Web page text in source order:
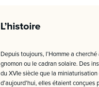
L’histoire
Depuis toujours, l’Homme a
gnomon ou le cadran solaire. Des
du XVIe siècle que la miniaturisation
d’aujourd’hui, elles étaient